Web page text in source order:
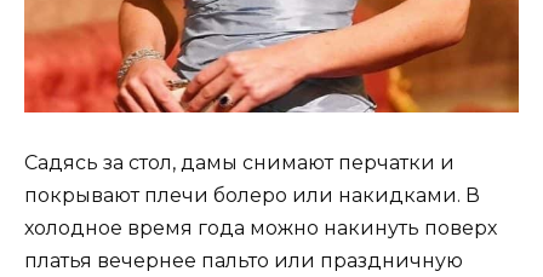
Садясь за стол, дамы снимают перчатки и
покрывают плечи болеро или накидками. В
холодное время года можно накинуть поверх
платья вечернее пальто или праздничную